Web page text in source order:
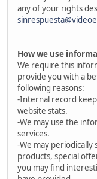
any of your rights
How we use
We require this
provide you with a
following reasons:
-Internal record
website stats.
-We may use the
services.
-We may
products, special
you may find